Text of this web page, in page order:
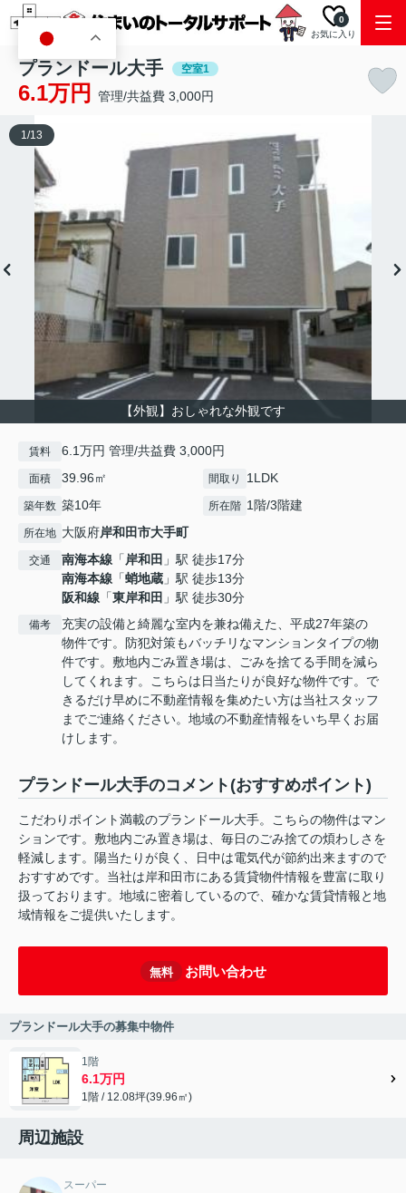
お気に入り
0
プランドール大手 空室1
6.1万円 管理/共益費 3,000円
【外観】おしゃれな外観です
1/13
賃料 6.1万円 管理/共益費 3,000円
面積 39.96㎡ 間取り 1LDK
築年数 築10年 所在階 1階/3階建
所在地 大阪府岸和田市大手町
交通 南海本線 「岸和田 」駅 徒歩17分
南海本線 「蛸地蔵 」駅 徒歩13分
阪和線 「東岸和田 」駅 徒歩30分
備考
充実の設備と綺麗な室内を兼ね備えた、平成27年築の
物件です。防犯対策もバッチリなマンションタイプの物
件です。敷地内ごみ置き場は、ごみを捨てる手間を減ら
してくれます。こちらは日当たりが良好な物件です。で
きるだけ早めに不動産情報を集めたい方は当社スタッフ
までご連絡ください。地域の不動産情報をいち早くお届
けします。
プランドール大手のコメント(おすすめポイント)
こだわりポイント満載のプランドール大手。こちらの物件はマン
ションです。敷地内ごみ置き場は、毎日のごみ捨ての煩わしさを
軽減します。陽当たりが良く、日中は電気代が節約出来ますので
おすすめです。当社は岸和田市にある賃貸物件情報を豊富に取り
扱っております。地域に密着しているので、確かな賃貸情報と地
域情報をご提供いたします。
無料 お問い合わせ
プランドール大手の募集中物件
1階
6.1万円
1階 / 12.08坪(39.96㎡)
周辺施設
スーパー